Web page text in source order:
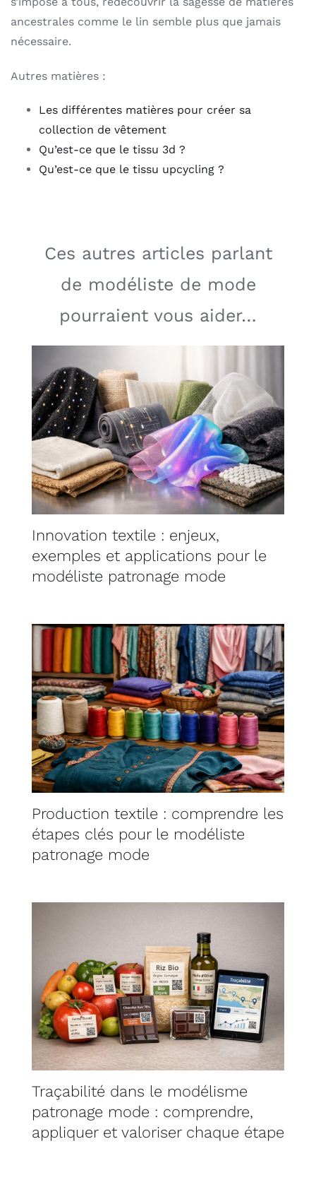
ancestrales comme le lin semble plus que jamais
nécessaire.
Autres matières :
Les différentes matières pour créer sa
collection de vêtement
Qu’est-ce que le tissu 3d ?
Qu’est-ce que le tissu upcycling ?
Ces autres articles parlant
de modéliste de mode
pourraient vous aider…
Innovation textile : enjeux,
exemples et applications pour le
modéliste patronage mode
Production textile : comprendre les
étapes clés pour le modéliste
patronage mode
Traçabilité dans le modélisme
patronage mode : comprendre,
appliquer et valoriser chaque étape